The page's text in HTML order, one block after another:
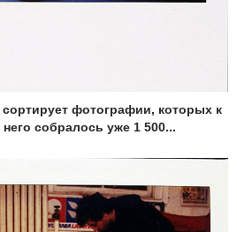
фотографии, которых к
собралось уже 1 500...